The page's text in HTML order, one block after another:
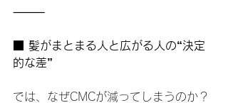
⸻
■ 髪がまとまる人と広がる人の“決定
的な差”
では、なぜCMCが減ってしまうのか？